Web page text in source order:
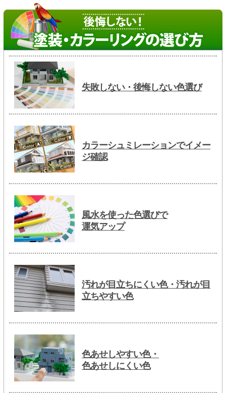
失敗しない・後悔しない色選び
カラーシュミレーションでイメー
ジ確認
風水を使った色選びで
運気アップ
汚れが目立ちにくい色・汚れが目
立ちやすい色
色あせしやすい色・
色あせしにくい色